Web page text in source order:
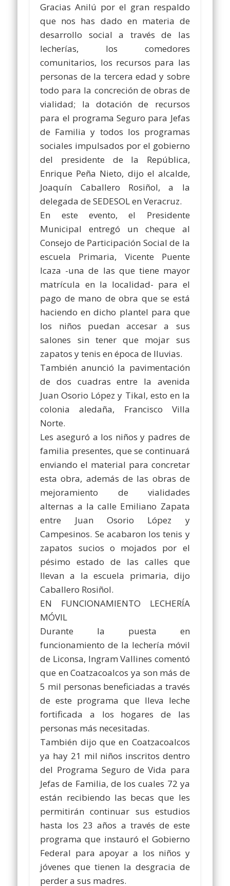
Gracias Anilú por el gran respaldo
que nos has dado en materia de
desarrollo social a través de las
lecherías, los comedores
comunitarios, los recursos para las
personas de la tercera edad y sobre
todo para la concreción de obras de
vialidad; la dotación de recursos
para el programa Seguro para Jefas
de Familia y todos los programas
sociales impulsados por el gobierno
del presidente de la República,
Enrique Peña Nieto, dijo el alcalde,
Joaquín Caballero Rosiñol, a la
delegada de SEDESOL en Veracruz.
En este evento, el Presidente
Municipal entregó un cheque al
Consejo de Participación Social de la
escuela Primaria, Vicente Puente
Icaza -una de las que tiene mayor
matrícula en la localidad- para el
pago de mano de obra que se está
haciendo en dicho plantel para que
los niños puedan accesar a sus
salones sin tener que mojar sus
zapatos y tenis en época de lluvias.
También anunció la pavimentación
de dos cuadras entre la avenida
Juan Osorio López y Tikal, esto en la
colonia aledaña, Francisco Villa
Norte.
Les aseguró a los niños y padres de
familia presentes, que se continuará
enviando el material para concretar
esta obra, además de las obras de
mejoramiento de vialidades
alternas a la calle Emiliano Zapata
entre Juan Osorio López y
Campesinos. Se acabaron los tenis y
zapatos sucios o mojados por el
pésimo estado de las calles que
llevan a la escuela primaria, dijo
Caballero Rosiñol.
EN FUNCIONAMIENTO LECHERÍA
MÓVIL
Durante la puesta en
funcionamiento de la lechería móvil
de Liconsa, Ingram Vallines comentó
que en Coatzacoalcos ya son más de
5 mil personas beneficiadas a través
de este programa que lleva leche
fortificada a los hogares de las
personas más necesitadas.
También dijo que en Coatzacoalcos
ya hay 21 mil niños inscritos dentro
del Programa Seguro de Vida para
Jefas de Familia, de los cuales 72 ya
están recibiendo las becas que les
permitirán continuar sus estudios
hasta los 23 años a través de este
programa que instauró el Gobierno
Federal para apoyar a los niños y
jóvenes que tienen la desgracia de
perder a sus madres.